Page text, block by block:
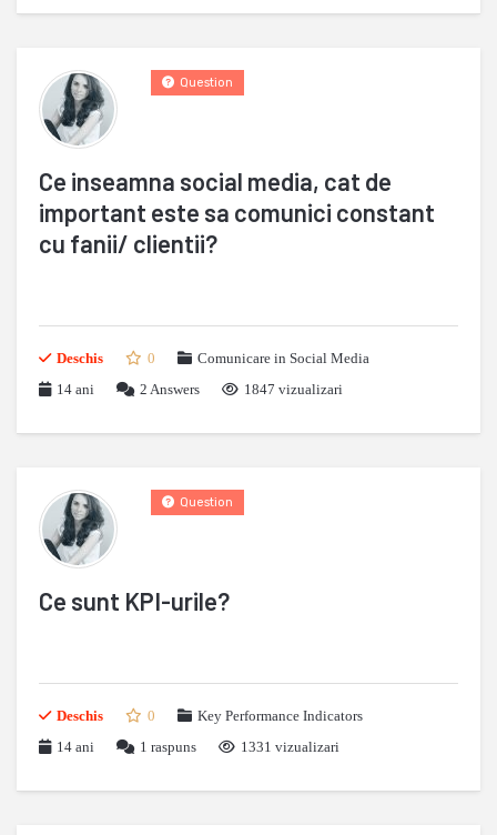
Ce inseamna social media, cat de
important este sa comunici constant
cu fanii/ clientii?
Question
Deschis 0
Comunicare in Social Media
14 ani
2 Answers 1847 vizualizari
Ce sunt KPI-urile?
Question
Deschis 0
Key Performance Indicators
14 ani
1 raspuns 1331 vizualizari